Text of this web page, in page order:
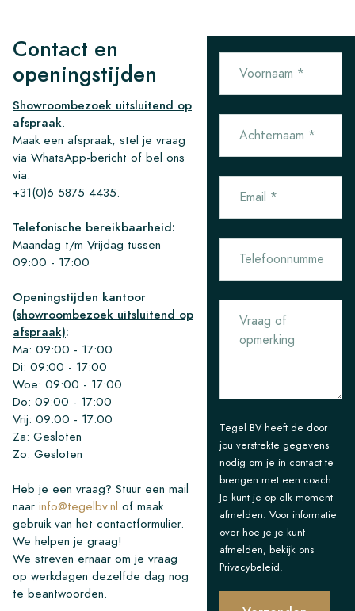
Contact en
openingstijden
Showroombezoek uitsluitend op
afspraak.
Maak een afspraak, stel je vraag
via WhatsApp-bericht of bel ons
via:
+31(0)6 5875 4435.
Telefonische bereikbaarheid:
Maandag t/m Vrijdag tussen
09:00 - 17:00
Openingstijden kantoor
(showroombezoek uitsluitend op
afspraak):
Ma: 09:00 - 17:00
Di: 09:00 - 17:00
Woe: 09:00 - 17:00
Do: 09:00 - 17:00
Vrij: 09:00 - 17:00
Za: Gesloten
Zo: Gesloten
Heb je een vraag? Stuur een mail
naar info@tegelbv.nl of maak
gebruik van het contactformulier.
We helpen je graag!
We streven ernaar om je vraag
op werkdagen dezelfde dag nog
te beantwoorden.
Tegel BV heeft de door
jou verstrekte gegevens
nodig om je in contact te
brengen met een coach.
Je kunt je op elk moment
afmelden. Voor informatie
over hoe je je kunt
afmelden, bekijk ons ​​
Privacybeleid.